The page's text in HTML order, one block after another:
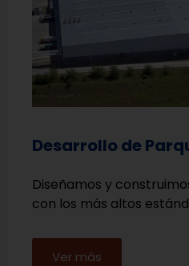
Desarrollo de
Diseñamos y
con los más altos
Ver más